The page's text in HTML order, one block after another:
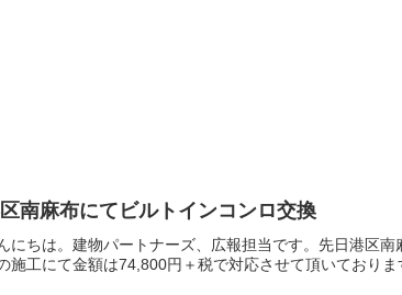
南麻布にてビルトインコンロ交換
にちは。建物パートナーズ、広報担当です。先日港区
施工にて金額は74,800円＋税で対応させて頂いておりま